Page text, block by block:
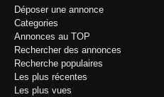
Déposer une annonce
Categories
Annonces au TOP
Rechercher des annonces
Recherche populaires
Les plus récentes
Les plus vues